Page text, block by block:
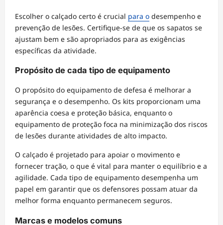
Escolher o calçado certo é crucial para o desempenho e
prevenção de lesões. Certifique-se de que os sapatos se
ajustam bem e são apropriados para as exigências
específicas da atividade.
Propósito de cada tipo de equipamento
O propósito do equipamento de defesa é melhorar a
segurança e o desempenho. Os kits proporcionam uma
aparência coesa e proteção básica, enquanto o
equipamento de proteção foca na minimização dos riscos
de lesões durante atividades de alto impacto.
O calçado é projetado para apoiar o movimento e
fornecer tração, o que é vital para manter o equilíbrio e a
agilidade. Cada tipo de equipamento desempenha um
papel em garantir que os defensores possam atuar da
melhor forma enquanto permanecem seguros.
Marcas e modelos comuns